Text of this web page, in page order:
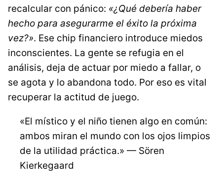
recalcular con pánico: «¿Qué debería haber
hecho para asegurarme el éxito la próxima
vez?». Ese chip financiero introduce miedos
inconscientes. La gente se refugia en el
análisis, deja de actuar por miedo a fallar, o
se agota y lo abandona todo. Por eso es vital
recuperar la actitud de juego.
«El místico y el niño tienen algo en común:
ambos miran el mundo con los ojos limpios
de la utilidad práctica.» — Sören
Kierkegaard